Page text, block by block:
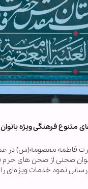
متنوع فرهنگی ویژه
صحنی از صحن های حرم
نمود خدمات ویژه‌ای را